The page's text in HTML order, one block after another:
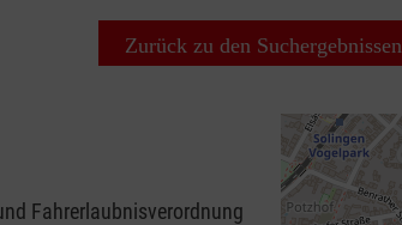
Zurück zu den Suchergebnissen
Fahrerlaubnisverordnung